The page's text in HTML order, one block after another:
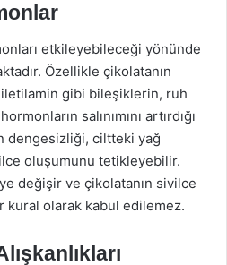
etkileyebileceği yönünde
Özellikle çikolatanın
gibi bileşiklerin, ruh
salınımını artırdığı
dengesizliği, ciltteki yağ
oluşumunu tetikleyebilir.
değişir ve çikolatanın sivilce
olarak kabul edilemez.